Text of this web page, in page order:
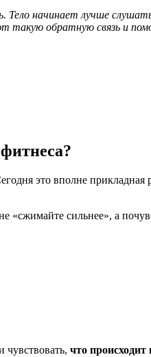
Тело начинает лучше
обратную связь и
это вполне
«сжимайте сильнее», а
чувствовать, что